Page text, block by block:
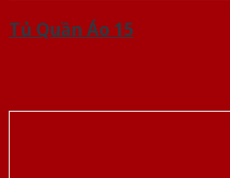
Tủ Quần Áo 15